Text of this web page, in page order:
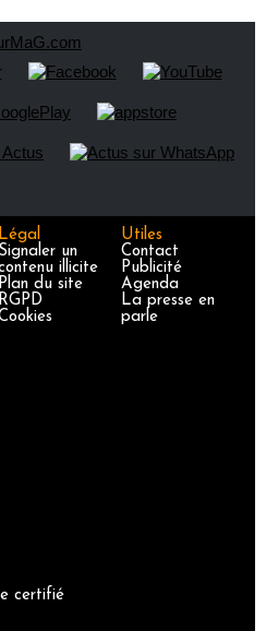
Légal
Signaler un
illicite
Plan du site
RGPD
Utiles
Contact
Publicité
Agenda
La presse en
parle
certifié